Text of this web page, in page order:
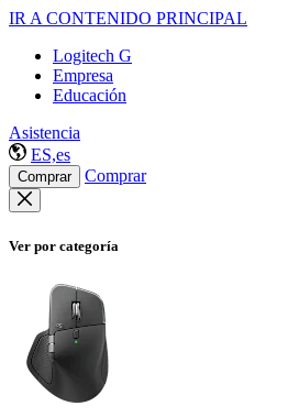
IR A CONTENIDO PRINCIPAL
Logitech G
Empresa
Educación
Asistencia
ES,es
Comprar Comprar
Ver por categoría